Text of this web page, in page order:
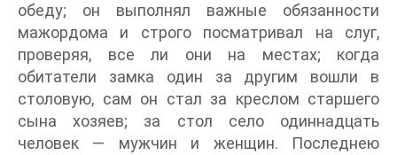
обеду; он выполнял важные обязанности
мажордома и строго посматривал на слуг,
проверяя, все ли они на местах; когда
обитатели замка один за другим вошли в
столовую, сам он стал за креслом старшего
сына хозяев; за стол село одиннадцать
человек — мужчин и женщин. Последнею